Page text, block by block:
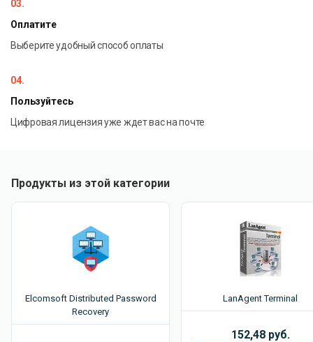
03.
Оплатите
Выберите удобный способ оплаты
04.
Пользуйтесь
Цифровая лицензия уже ждет вас на почте
Продукты из этой категории
Elcomsoft Distributed Password
Recovery
LanAgent Terminal
152,48 руб.